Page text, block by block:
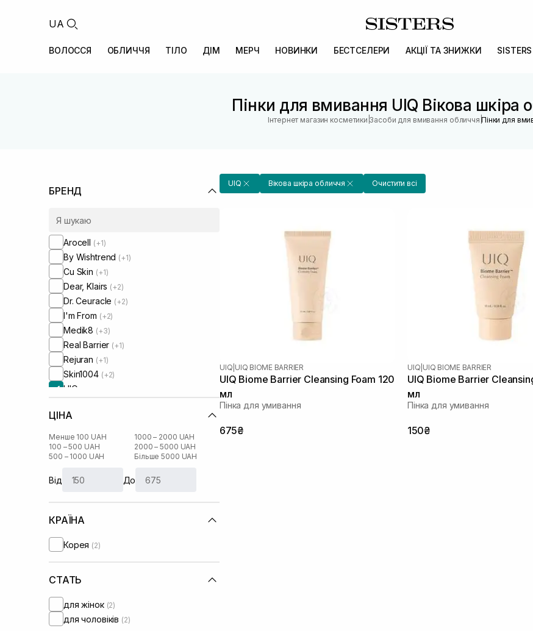
UA
ВОЛОССЯ ОБЛИЧЧЯ ТІЛО ДІМ МЕРЧ НОВИНКИ БЕСТСЕЛЕРИ АКЦІЇ ТА ЗНИЖКИ
Пінки для вмивання UIQ Вікова шкіра
Інтернет магазин косметики |Засоби для вмивання обличчя |Пінки для
БРЕНД
Arocell (+1)
By Wishtrend (+1)
Cu Skin (+1)
Dear, Klairs (+2)
Dr. Ceuracle (+2)
I'm From (+2)
Medik8 (+3)
Real Barrier (+1)
Rejuran (+1)
Skin1004 (+2)
UIQ
ЦІНА
Менше 100 UAH
100 – 500 UAH
500 – 1000 UAH
1000 – 2000 UAH
2000 – 5000 UAH
Більше 5000 UAH
Від До
КРАЇНА
Корея (2)
СТАТЬ
для жінок (2)
для чоловіків (2)
UIQ Вікова шкіра обличчя Очистити всі
UIQ UIQ BIOME BARRIER
UIQ Biome Barrier Cleansing Foam 120
мл
Пінка для умивання
675₴
UIQ UIQ BIOME BARRIER
UIQ Biome Barrier
мл
Пінка для умивання
150₴